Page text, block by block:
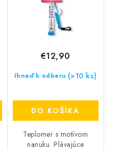
Ihneď k odberu (>10 ks)
€12,90
DO KOŠÍKA
Teplomer s motívom
nanuku. Plávajúce